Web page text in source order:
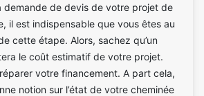
demande de devis de votre projet de
il est indispensable que vous êtes au
cette étape. Alors, sachez qu’un
le coût estimatif de votre projet.
votre financement. A part cela,
notion sur l’état de votre cheminée